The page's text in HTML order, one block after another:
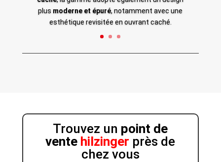
plusmoderne et épuré, notamment avec une
esthétique revisitée en ouvrant caché.
Trouvez un point de
vente hilzinger près de
chez vous